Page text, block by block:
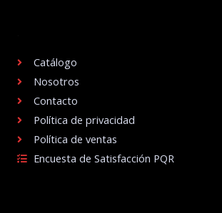
Catálogo
Nosotros
Contacto
Política de privacidad
Política de ventas
Encuesta de Satisfacción PQR